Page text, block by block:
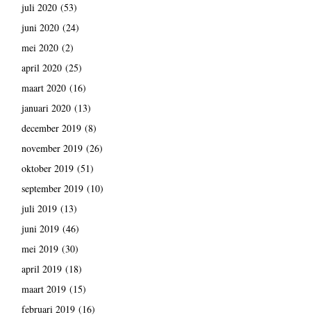
juli 2020(53)
juni 2020(24)
mei 2020(2)
april 2020(25)
maart 2020(16)
januari 2020(13)
december 2019(8)
november 2019(26)
oktober 2019(51)
september 2019(10)
juli 2019(13)
juni 2019(46)
mei 2019(30)
april 2019(18)
maart 2019(15)
februari 2019(16)